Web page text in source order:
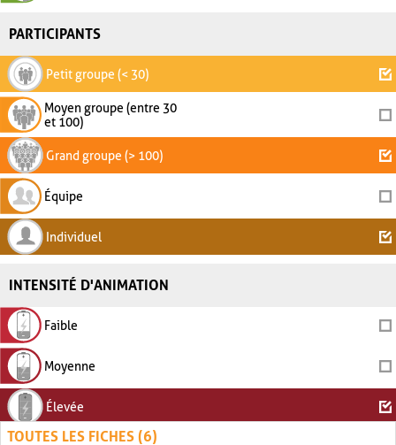
PARTICIPANTS
Petit groupe (< 30)
Moyen groupe (entre 30
et 100)
Grand groupe (> 100)
Équipe
Individuel
INTENSITÉ D'ANIMATION
Faible
Moyenne
Élevée
TOUTES LES FICHES (6)